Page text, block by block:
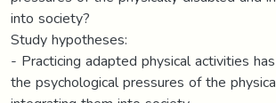
into society?
Study hypotheses:
- Practicing adapted physical activities
the psychological pressures of the